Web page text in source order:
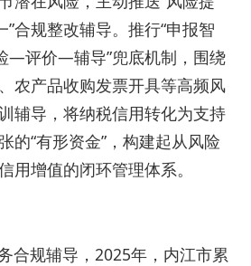
”合规整改辅导。推行“申报智
—评价—辅导”兜底机制，围绕
农产品收购发票开具等高频风
辅导，将纳税信用转化为支持
的“有形资金”，构建起从风险
用增值的闭环管理体系。
合规辅导，2025年，内江市累